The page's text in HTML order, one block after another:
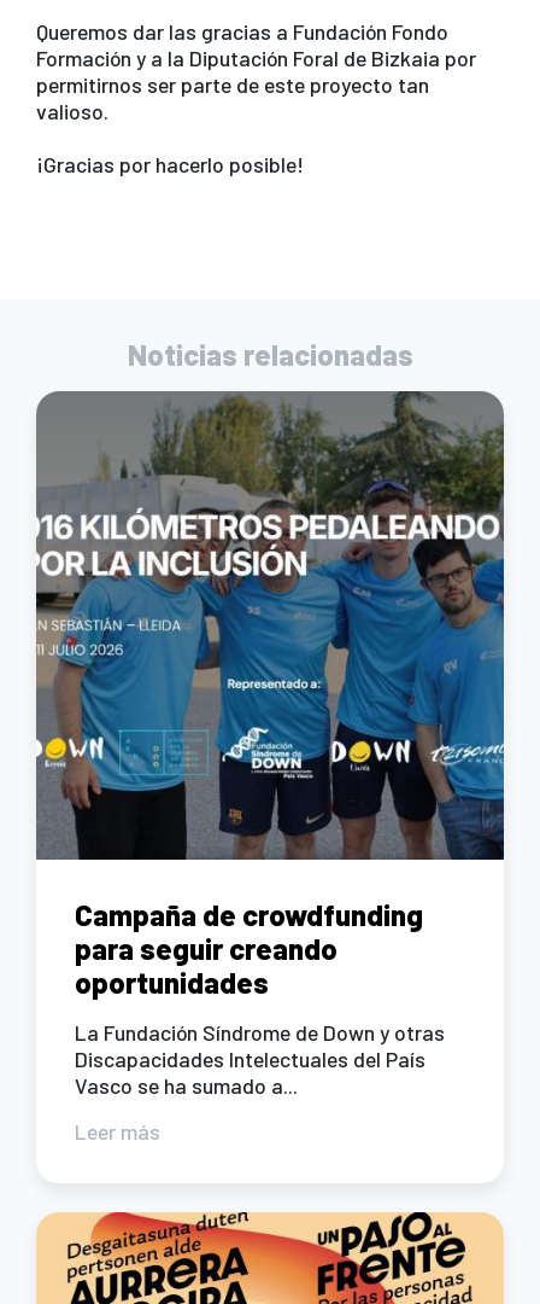
Queremos dar las gracias a Fundación Fondo
Formación y a la Diputación Foral de Bizkaia por
permitirnos ser parte de este proyecto tan
valioso.
¡Gracias por hacerlo posible!
Noticias relacionadas
Campaña de crowdfunding
para seguir creando
oportunidades
La Fundación Síndrome de Down y otras
Discapacidades Intelectuales del País
Vasco se ha sumado a...
Leer más